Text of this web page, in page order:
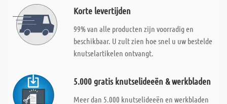
Korte levertijden
99% van alle producten zijn voorradig en
beschikbaar. U zult zien hoe snel u uw bestelde
knutselartikelen ontvangt.
5.000 gratis knutselideeën & werkbladen
Meer dan 5.000 knutselideeën en werkbladen